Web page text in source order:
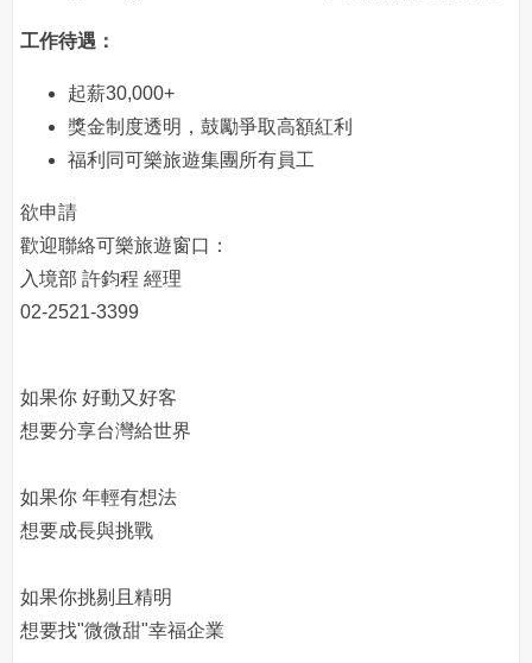
工作待遇：
起薪30,000+
獎金制度透明，鼓勵爭取高額紅利
福利同可樂旅遊集團所有員工
欲申請
歡迎聯絡可樂旅遊窗口：
入境部 許鈞程 經理
02-2521-3399
如果你 好動又好客
想要分享台灣給世界
如果你 年輕有想法
想要成長與挑戰
如果你挑剔且精明
想要找"微微甜"幸福企業